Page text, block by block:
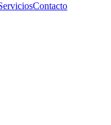
Contacto